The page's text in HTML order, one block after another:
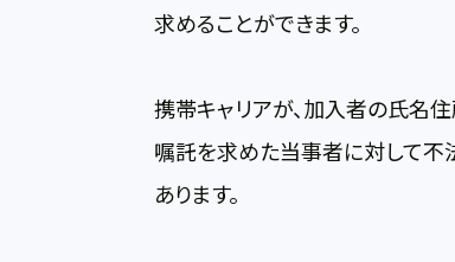
求めることができます。
携帯キャリアが、加入者の氏名
嘱託を求めた当事者に対して不
あります。